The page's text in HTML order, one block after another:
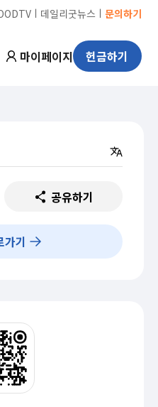
ㅣ 데일리굿뉴스 ㅣ 문의하기
마이페이지 헌금하기
공유하기
가기